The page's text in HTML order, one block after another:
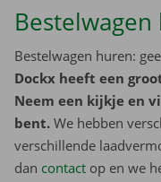
Bestelwagen huren:
Dockx heeft een
Neem een kijkje en
bent. We hebben
verschillende
dan contact op en we